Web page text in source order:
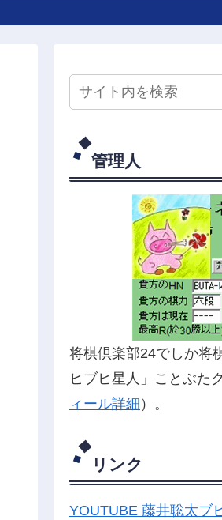
管理人
将棋倶楽部24でしか将
ヒブヒ星人」ことぶた
ィール詳細 ）。
リンク
YOUTUBE 藤井聡太ブ